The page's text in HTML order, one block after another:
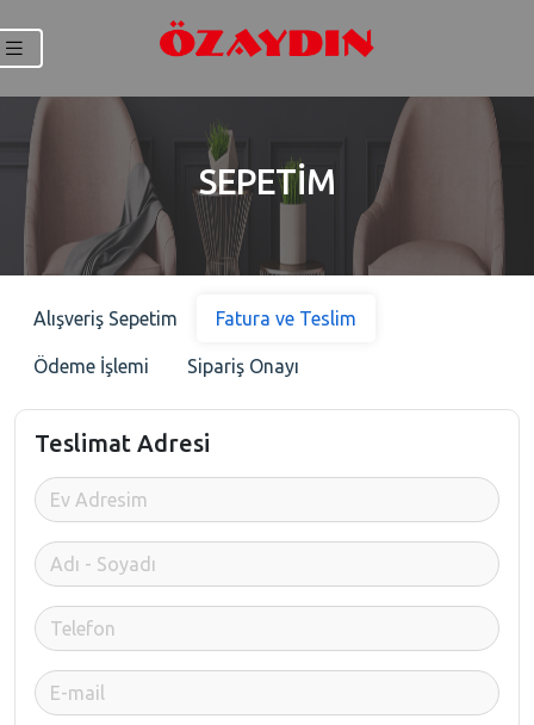
SEPETİM
Alışveriş Sepetim Fatura ve Teslim
Ödeme İşlemi Sipariş Onayı
Teslimat Adresi